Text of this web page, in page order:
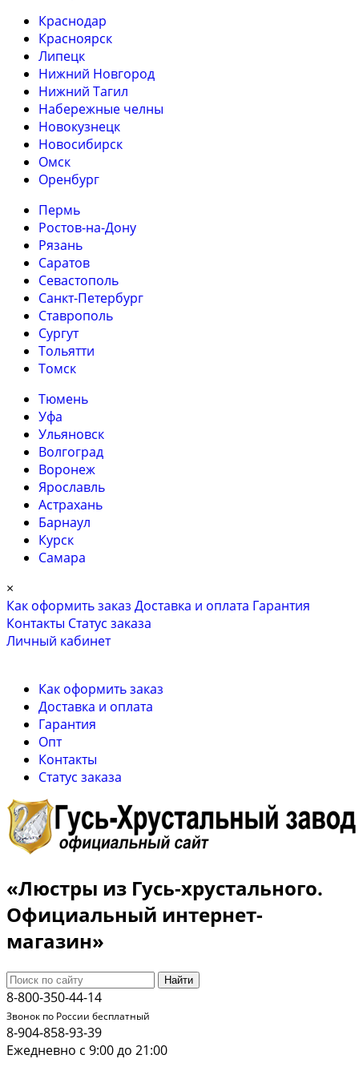
Краснодар
Красноярск
Липецк
Нижний Новгород
Нижний Тагил
Набережные челны
Новокузнецк
Новосибирск
Омск
Оренбург
Пермь
Ростов-на-Дону
Рязань
Саратов
Севастополь
Санкт-Петербург
Ставрополь
Сургут
Тольятти
Томск
Тюмень
Уфа
Ульяновск
Волгоград
Воронеж
Ярославль
Астрахань
Барнаул
Курск
Самара
×
Как оформить заказ Доставка и оплата Гарантия
Контакты Cтатус заказа
Личный кабинет
Как оформить заказ
Доставка и оплата
Гарантия
Опт
Контакты
Cтатус заказа
«Люстры из Гусь-хрустального.
Официальный интернет-
магазин»
Найти
8-800-350-44-14
Звонок по России бесплатный
8-904-858-93-39
Ежедневно с 9:00 до 21:00